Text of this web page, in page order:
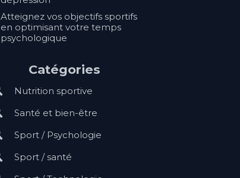
Atteignez vos objectifs sportifs
en optimisant votre temps
psychologique
Catégories
Nutrition sportive
Santé et bien-être
Sport / Psychologie
Sport / santé